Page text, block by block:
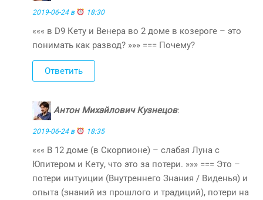
2019-06-24 в 18:30
««« в D9 Кету и Венера во 2 доме в козероге – это
понимать как развод? »»» === Почему?
Ответить
Антон Михайлович Кузнецов:
2019-06-24 в 18:35
««« В 12 доме (в Скорпионе) – слабая Луна с
Юпитером и Кету, что это за потери. »»» === Это –
потери интуиции (Внутреннего Знания / Виденья) и
опыта (знаний из прошлого и традиций), потери на